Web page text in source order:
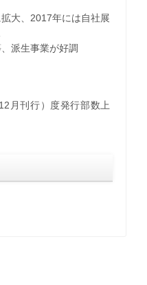
大、2017年には自社展
派生事業が好調
月刊行）度発行部数上